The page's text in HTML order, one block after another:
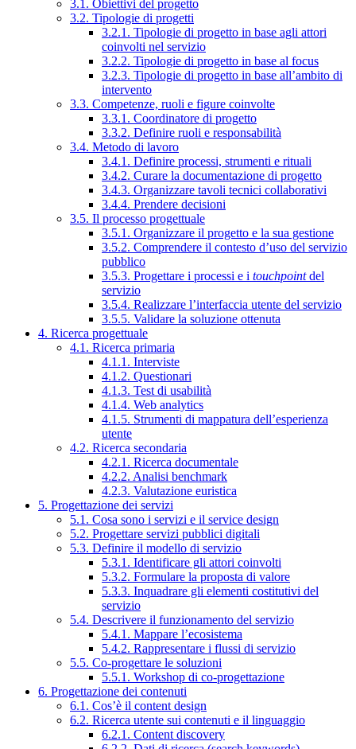
3.1. Obiettivi del progetto
3.2. Tipologie di progetti
3.2.1. Tipologie di progetto in base agli attori
coinvolti nel servizio
3.2.2. Tipologie di progetto in base al focus
3.2.3. Tipologie di progetto in base all’ambito di
intervento
3.3. Competenze, ruoli e figure coinvolte
3.3.1. Coordinatore di progetto
3.3.2. Definire ruoli e responsabilità
3.4. Metodo di lavoro
3.4.1. Definire processi, strumenti e rituali
3.4.2. Curare la documentazione di progetto
3.4.3. Organizzare tavoli tecnici collaborativi
3.4.4. Prendere decisioni
3.5. Il processo progettuale
3.5.1. Organizzare il progetto e la sua gestione
3.5.2. Comprendere il contesto d’uso del servizio
pubblico
3.5.3. Progettare i processi e i touchpointdel
servizio
3.5.4. Realizzare l’interfaccia utente del servizio
3.5.5. Validare la soluzione ottenuta
4. Ricerca progettuale
4.1. Ricerca primaria
4.1.1. Interviste
4.1.2. Questionari
4.1.3. Test di usabilità
4.1.4. Web analytics
4.1.5. Strumenti di mappatura dell’esperienza
utente
4.2. Ricerca secondaria
4.2.1. Ricerca documentale
4.2.2. Analisi benchmark
4.2.3. Valutazione euristica
5. Progettazione dei servizi
5.1. Cosa sono i servizi e il service design
5.2. Progettare servizi pubblici digitali
5.3. Definire il modello di servizio
5.3.1. Identificare gli attori coinvolti
5.3.2. Formulare la proposta di valore
5.3.3. Inquadrare gli elementi costitutivi del
servizio
5.4. Descrivere il funzionamento del servizio
5.4.1. Mappare l’ecosistema
5.4.2. Rappresentare i flussi di servizio
5.5. Co-progettare le soluzioni
5.5.1. Workshop di co-progettazione
6. Progettazione dei contenuti
6.1. Cos’è il content design
6.2. Ricerca utente sui contenuti e il linguaggio
6.2.1. Content discovery